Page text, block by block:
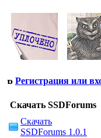
Регистрация или
Скачать SSDForums
Скачать
SSDForums 1.0.1